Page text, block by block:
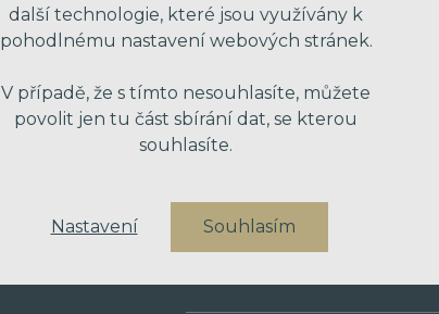
VAŠE ZPRÁVA
další technologie, které jsou využívány k
pohodlnému nastavení webových stránek.
V případě, že s tímto nesouhlasíte, můžete
povolit jen tu část sbírání dat, se kterou
souhlasíte.
Nastavení Souhlasím